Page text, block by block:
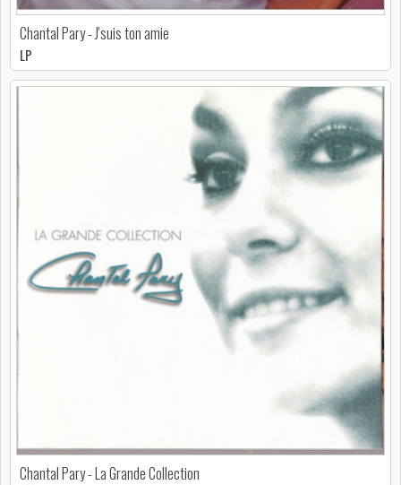
Chantal Pary - J'suis ton amie
LP
Chantal Pary - La Grande Collection